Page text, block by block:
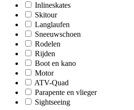
Inlineskates
Skitour
Langlaufen
Sneeuwschoen
Rodelen
Rijden
Boot en kano
Motor
ATV-Quad
Parapente en vlieger
Sightseeing